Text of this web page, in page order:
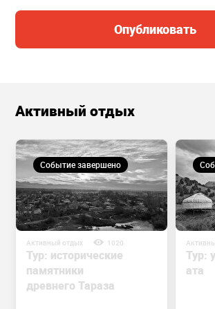
Опубликовать
Активный отдых
Событие завершено
Активный отдых 1020
Тур: исторические
памятники
древнего Тараза
Тур:
ата